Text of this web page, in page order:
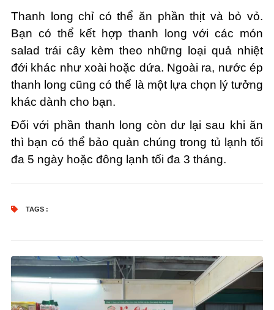
Thanh long chỉ có thể ăn phần thịt và bỏ vỏ.
Bạn có thể kết hợp thanh long với các món
salad trái cây kèm theo những loại quả nhiệt
đới khác như xoài hoặc dứa. Ngoài ra, nước ép
thanh long cũng có thể là một lựa chọn lý tưởng
khác dành cho bạn.
Đối với phần thanh long còn dư lại sau khi ăn
thì bạn có thể bảo quản chúng trong tủ lạnh tối
đa 5 ngày hoặc đông lạnh tối đa 3 tháng.
TAGS :